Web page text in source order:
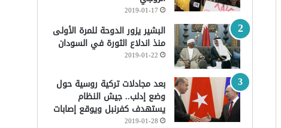
2019-01-17
البشير يزور الدوحة للمرة الأولى
منذ اندلاع الثورة في السودان
2019-01-22
بعد مجادلات تركية روسية حول
وضع إدلب.. جيش النظام
يستهدف كفرنبل ويوقع إصابات
2019-01-28